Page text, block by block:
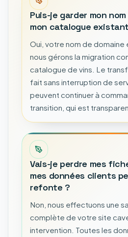
Puis-je garder mon
mon catalogue
Oui, votre nom de
nous gérons la migration
catalogue de vins. Le
fait sans interruption de
peuvent continuer à
transition, qui est
Vais-je perdre mes
mes données clients
refonte ?
Non, nous effectuons une
complète de votre site
intervention. Toutes les